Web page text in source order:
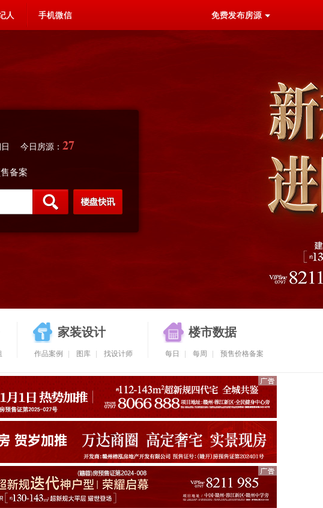
人 手机微信 免费发布房源
日 今日房源： 27
备案
家装设计
作品案例 图库 找设计师
楼市数据
每日 每周 预售价格备案